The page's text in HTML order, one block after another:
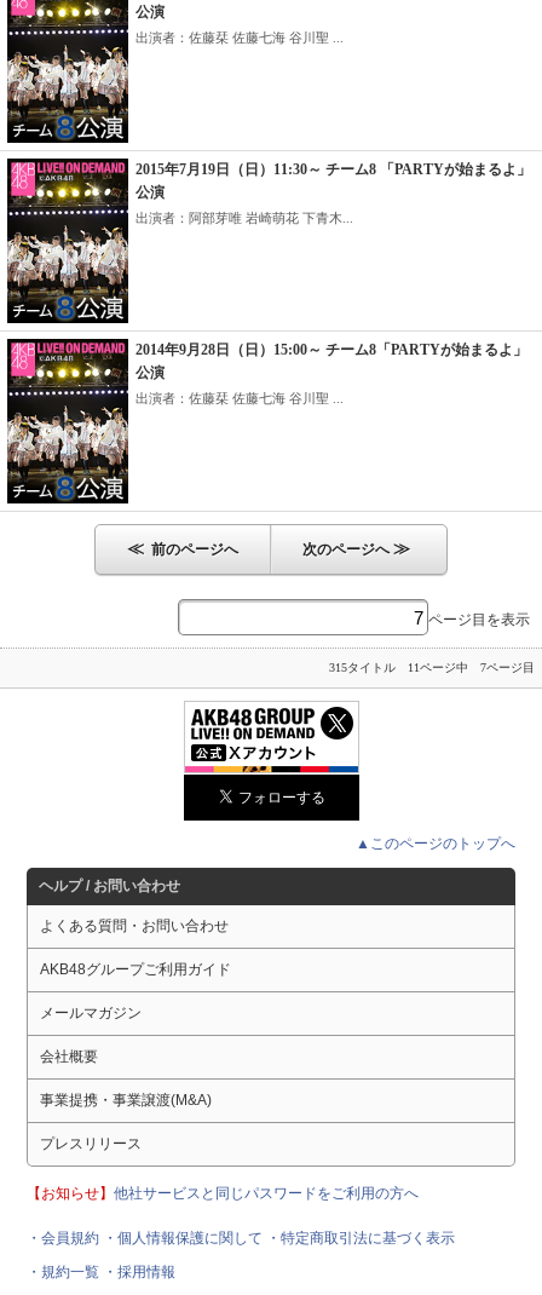
公演
出演者：佐藤栞 佐藤七海 谷川聖 ...
2015年7月19日（日）11:30～ チーム8 「PARTYが始まるよ」
公演
出演者：阿部芽唯 岩崎萌花 下青木...
2014年9月28日（日）15:00～ チーム8「PARTYが始まるよ」
公演
出演者：佐藤栞 佐藤七海 谷川聖 ...
≪ 前のページへ 次のページへ≫
ページ目を表示
315タイトル 11ページ中 7ページ目
▲このページのトップへ
ヘルプ / お問い合わせ
よくある質問・お問い合わせ
AKB48グループご利用ガイド
メールマガジン
会社概要
事業提携・事業譲渡(M&A)
プレスリリース
【お知らせ】他社サービスと同じパスワードをご利用の方へ
・会員規約 ・個人情報保護に関して
・特定商取引法に基づく表示
・規約一覧 ・採用情報